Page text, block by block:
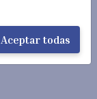
Aceptar todas